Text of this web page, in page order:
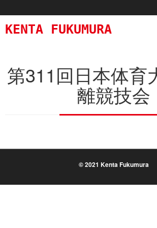
KENTA FUKUMURA
第311回日本体育
離競技会
© 2021 Kenta Fukumura